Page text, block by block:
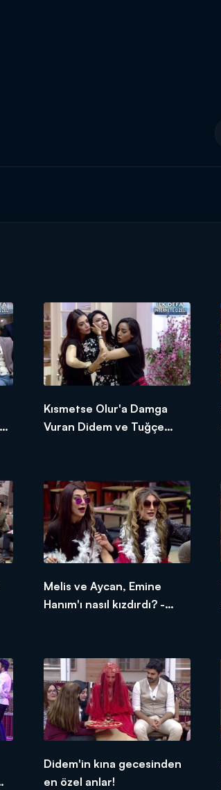
Kısmetse Olur'a Damga
Vuran Didem ve Tuğçe
Melis ve Aycan, Emine
Hanım'ı nasıl kızdırdı? -
Didem'in kına gecesinden
en özel anlar!